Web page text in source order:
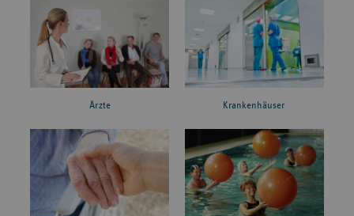
Ärzte Krankenhäuser